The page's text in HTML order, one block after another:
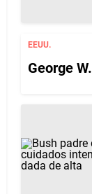
EEUU.
George